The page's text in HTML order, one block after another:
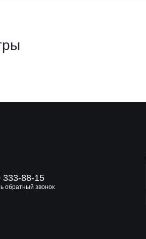
333-88-15
обратный звонок